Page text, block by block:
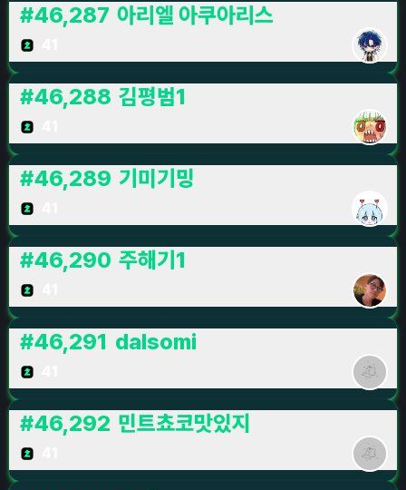
#46,287 아리엘 아쿠아리스
#46,288 김평범1
#46,289 기미기밍
#46,290 주해기1
#46,291 dalsomi
#46,292 민트쵸코맛있지